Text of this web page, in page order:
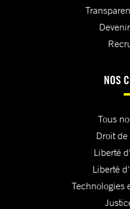
NOS
Tous
Droit
Liberté
Liberté
Technologies